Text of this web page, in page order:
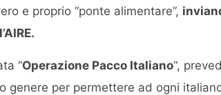
e proprio “ponte alimentare”,
“Operazione Pacco Italiano“,
genere per permettere ad ogni